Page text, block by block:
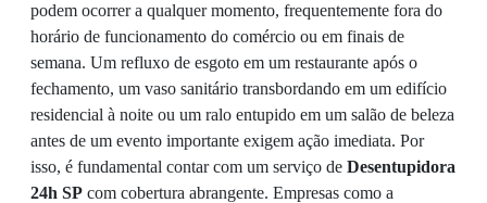
podem ocorrer a qualquer momento, frequentemente fora do
horário de funcionamento do comércio ou em finais de
semana. Um refluxo de esgoto em um restaurante após o
fechamento, um vaso sanitário transbordando em um edifício
residencial à noite ou um ralo entupido em um salão de beleza
antes de um evento importante exigem ação imediata. Por
isso, é fundamental contar com um serviço de Desentupidora
24h SP com cobertura abrangente. Empresas como a